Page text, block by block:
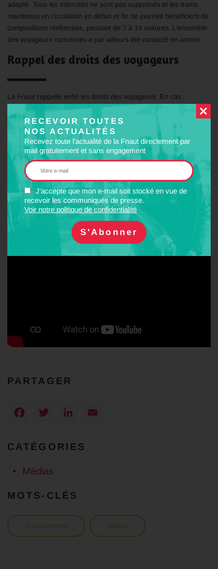
RECEVOIR TOUTES
NOS ACTUALITÉS
Recevez toute l'actualité de la Fnaut directement par
mail gratuitement et sans engagement
J'accepte que mon e-mail soit stocké en vue de
recevoir les communiqués de presse.
Voir notre politique de confidentialité
adapté. Tous les Intercités ne sont pas supprimés et les trains
maintenus en circulation en début et fin de journée bénéficient de
compositions renforcées, passant de 7 à 14 voitures. L’ensemble
des voyageurs concernés a par ailleurs été contacté en amont.
Rappel des droits des voyageurs
La Fnaut rappelle enfin les droits des voyageurs. En cas
d’annulation, chacun peut choisir entre le remboursement intégral
de son billet s’il renonce à son déplacement ou son
réacheminement vers sa destination, sans supplément, avec une
assistance de la SNCF si nécessaire (restauration,
hébergement).
Si un train est immobilisé en pleine voie, la SNCF doit assurer le
transfert ou le transbordement des voyageurs afin qu’ils puissent
rejoindre leur destination.
PARTAGER
Facebook
TwitterLinkedIn
CATÉGORIES
Médias
MOTS-CLÉS
Environnement Médias